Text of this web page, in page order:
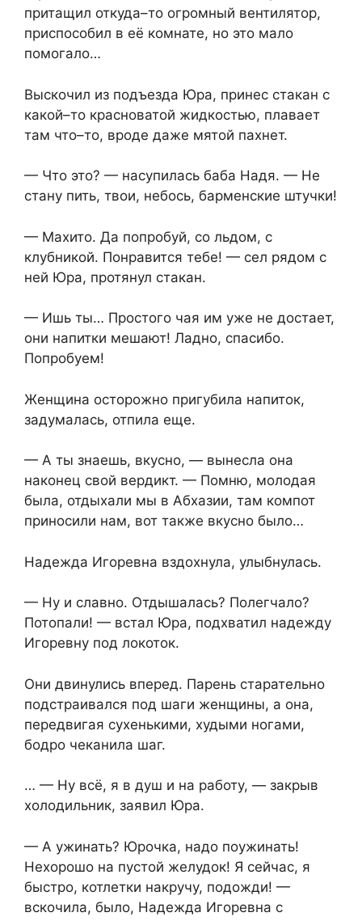
притащил откуда–то огромный вентилятор,
приспособил в её комнате, но это мало
помогало…
Выскочил из подъезда Юра, принес стакан с
какой–то красноватой жидкостью, плавает
там что–то, вроде даже мятой пахнет.
— Что это? — насупилась баба Надя. — Не
стану пить, твои, небось, барменские штучки!
— Махито. Да попробуй, со льдом, с
клубникой. Понравится тебе! — сел рядом с
ней Юра, протянул стакан.
— Ишь ты… Простого чая им уже не достает,
они напитки мешают! Ладно, спасибо.
Попробуем!
Женщина осторожно пригубила напиток,
задумалась, отпила еще.
— А ты знаешь, вкусно, — вынесла она
наконец свой вердикт. — Помню, молодая
была, отдыхали мы в Абхазии, там компот
приносили нам, вот также вкусно было…
Надежда Игоревна вздохнула, улыбнулась.
— Ну и славно. Отдышалась? Полегчало?
Потопали! — встал Юра, подхватил надежду
Игоревну под локоток.
Они двинулись вперед. Парень старательно
подстраивался под шаги женщины, а она,
передвигая сухенькими, худыми ногами,
бодро чеканила шаг.
… — Ну всё, я в душ и на работу, — закрыв
холодильник, заявил Юра.
— А ужинать? Юрочка, надо поужинать!
Нехорошо на пустой желудок! Я сейчас, я
быстро, котлетки накручу, подожди! —
вскочила, было, Надежда Игоревна с